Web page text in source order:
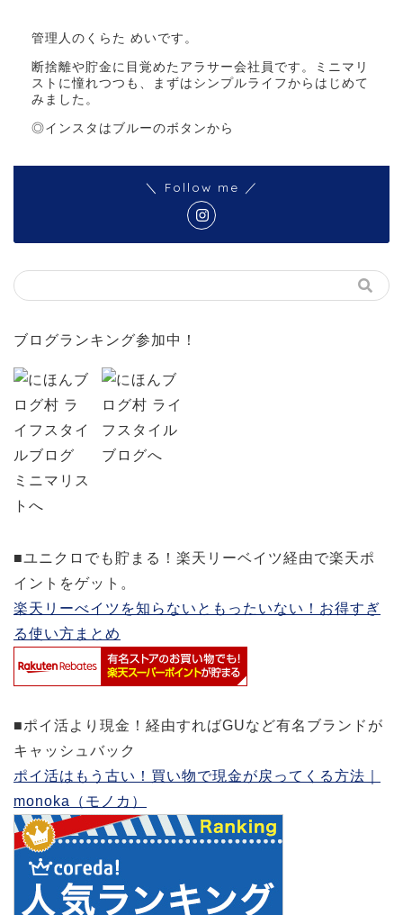
管理人のくらた めいです。
断捨離や貯金に目覚めたアラサー会社員です。ミニマリ
ストに憧れつつも、まずはシンプルライフからはじめて
みました。
◎インスタはブルーのボタンから
＼ Follow me ／
ブログランキング参加中！
■ユニクロでも貯まる！楽天リーベイツ経由で楽天ポ
イントをゲット。
楽天リーべイツを知らないともったいない！お得すぎ
る使い方まとめ
■ポイ活より現金！経由すればGUなど有名ブランドが
キャッシュバック
ポイ活はもう古い！買い物で現金が戻ってくる方法｜
monoka（モノカ）